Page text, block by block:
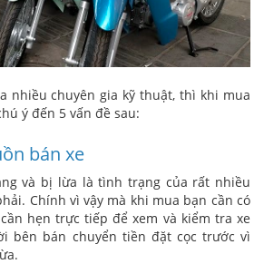
nhiều chuyên gia kỹ thuật, thì khi mua
ý đến 5 vấn đề sau:
bán xe
và bị lừa là tình trạng của rất nhiều
Chính vì vậy mà khi mua bạn cần có
hẹn trực tiếp để xem và kiểm tra xe
bên bán chuyển tiền đặt cọc trước vì